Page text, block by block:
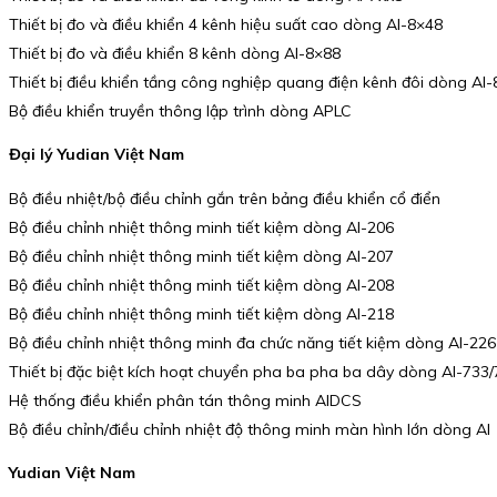
Thiết bị đo và điều khiển 4 kênh hiệu suất cao dòng AI-8×48
Thiết bị đo và điều khiển 8 kênh dòng AI-8×88
Thiết bị điều khiển tầng công nghiệp quang điện kênh đôi dòng AI-
Bộ điều khiển truyền thông lập trình dòng APLC
Đại lý Yudian Việt Nam
Bộ điều nhiệt/bộ điều chỉnh gắn trên bảng điều khiển cổ điển
Bộ điều chỉnh nhiệt thông minh tiết kiệm dòng AI-206
Bộ điều chỉnh nhiệt thông minh tiết kiệm dòng AI-207
Bộ điều chỉnh nhiệt thông minh tiết kiệm dòng AI-208
Bộ điều chỉnh nhiệt thông minh tiết kiệm dòng AI-218
Bộ điều chỉnh nhiệt thông minh đa chức năng tiết kiệm dòng AI-226
Thiết bị đặc biệt kích hoạt chuyển pha ba pha ba dây dòng AI-733/
Hệ thống điều khiển phân tán thông minh AIDCS
Bộ điều chỉnh/điều chỉnh nhiệt độ thông minh màn hình lớn dòng AI
Yudian Việt Nam